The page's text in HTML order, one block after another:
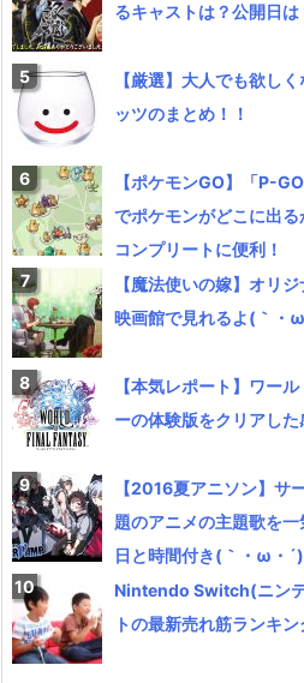
るキャストは？公開日は
【厳選】大人でも欲し
ッツのまとめ！！
【ポケモンGO】「P-
でポケモンがどこに出
コンプリートに便利！
【魔法使いの嫁】オリ
映画館で見れるよ(｀・ω
【本気レポート】ワー
ーの体験版をクリアした
【2016夏アニソン】サ
題のアニメの主題歌を
日と時間付き(｀・ω・´)
Nintendo Switch(ニン
トの最新売れ筋ランキン